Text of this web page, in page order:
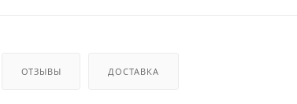
ОТЗЫВЫ ДОСТАВКА